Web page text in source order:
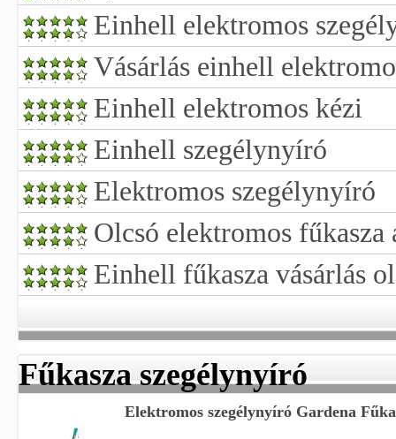
Einhell elektromos
Vásárlás einhell
Einhell elektromos kézi
Einhell szegélynyíró
Elektromos szegélynyíró
Olcsó elektromos fűkasza
Einhell fűkasza vásárlás
Fűkasza szegélynyíró
Elektromos szegélynyíró Gardena